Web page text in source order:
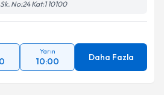
No:24 Kat:1 10100
Yarın
10:00 Daha Fazla